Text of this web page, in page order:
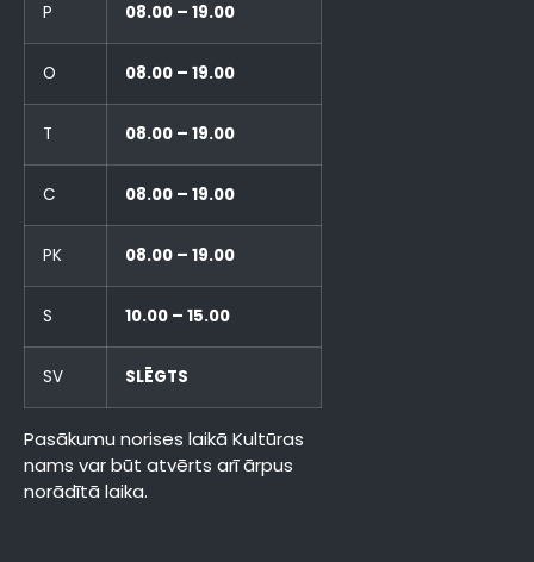
P 08.00 – 19.00
O 08.00 – 19.00
T 08.00 – 19.00
C 08.00 – 19.00
PK 08.00 – 19.00
S 10.00 – 15.00
SV SLĒGTS
Pasākumu norises laikā Kultūras
nams var būt atvērts arī ārpus
norādītā laika.